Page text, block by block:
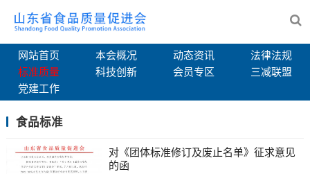
网站首页 本会概况 动态资讯
法律法规
标准质量
科技创新 会员专区
三减联盟
党建工作
食品标准
对《团体标准修订及废止名单》征求意见
的函